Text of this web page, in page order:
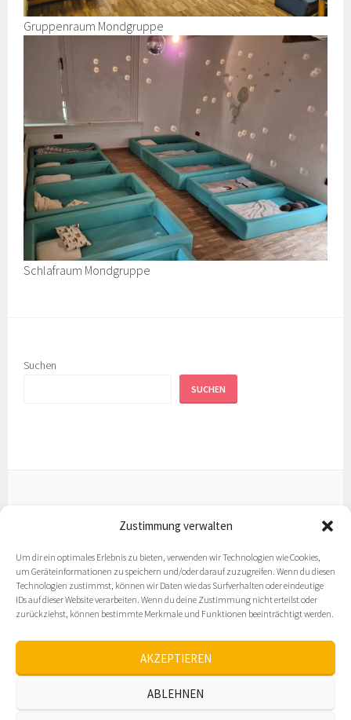
Zustimmung verwalten
Um dir ein optimales Erlebnis zu bieten, verwenden wir Technologien wie Cookies,
um Geräteinformationen zu speichern und/oder darauf zuzugreifen. Wenn du diesen
Technologien zustimmst, können wir Daten wie das Surfverhalten oder eindeutige
IDs auf dieser Website verarbeiten. Wenn du deine Zustimmung nicht erteilst oder
zurückziehst, können bestimmte Merkmale und Funktionen beeinträchtigt werden.
AKZEPTIEREN
ABLEHNEN
Gruppenraum Mondgruppe
Schlafraum Mondgruppe
Suchen
SUCHEN
Impressum
Cookie-Richtlinie (EU)